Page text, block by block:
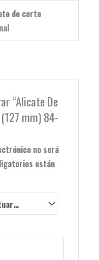
de corte
“Alicate De
mm) 84-
no será
están